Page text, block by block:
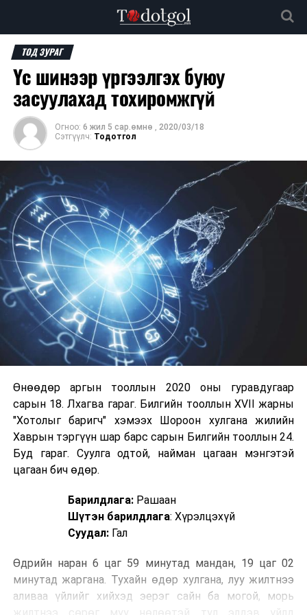
ТОД ЗУРАГ
Үс шинээр үргээлгэх буюу
засуулахад тохиромжгүй
Огноо: 6 жил 5 сар.өмнө , 2020/03/18
Сэтгүүлч: Тодотгол
Өнөөдөр аргын тооллын 2020 оны гуравдугаар
сарын 18. Лхагва гараг. Билгийн тооллын XVII жарны
"Хотолыг баригч" хэмээх Шороон хулгана жилийн
Хаврын тэргүүн шар барс сарын Билгийн тооллын 24.
Буд гараг. Суулга одтой, найман цагаан мэнгэтэй
цагаан бич өдөр.
Барилдлага: Рашаан
Шүтэн барилдлага: Хүрэлцэхүй
Суудал: Гал
Өдрийн наран 6 цаг 59 минутад мандан, 19 цаг 02
минутад жаргана. Тухайн өдөр хулгана, луу жилтнээ
аливаа үйлийг хийхэд эерэг сайн ба могой, морь